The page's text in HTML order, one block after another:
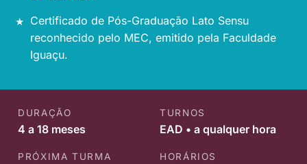
Certificado de Pós-Graduação Lato Sensu
reconhecido pelo MEC, emitido pela Faculdade
Iguaçu.
DURAÇÃO
4 a 18 meses
TURNOS
EAD • a qualquer hora
PRÓXIMA TURMA HORÁRIOS